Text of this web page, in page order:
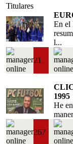
Titulares
En el
l...
21
1995
He
267